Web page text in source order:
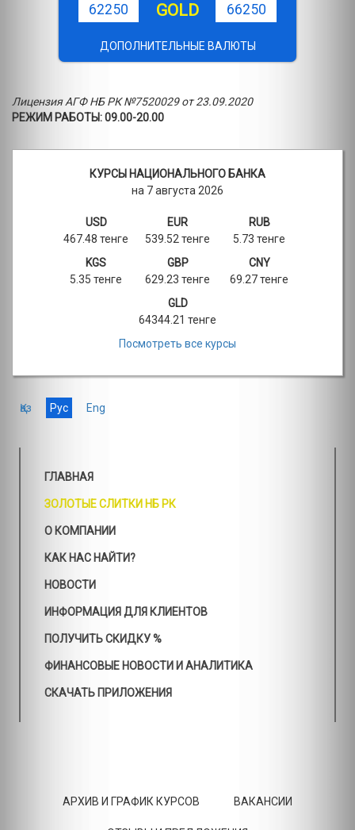
62250
GOLD 66250
ДОПОЛНИТЕЛЬНЫЕ ВАЛЮТЫ
Лицензия АГФ НБ РК №7520029 от 23.09.2020
РЕЖИМ РАБОТЫ: 09.00-20.00
КУРСЫ НАЦИОНАЛЬНОГО БАНКА
на 7 августа 2026
USD
467.48 тенге
EUR
539.52 тенге
RUB
5.73 тенге
KGS
5.35 тенге
GBP
629.23 тенге
CNY
69.27 тенге
GLD
64344.21 тенге
Посмотреть все курсы
Қаз Рус Eng
ГЛАВНАЯ
ЗОЛОТЫЕ СЛИТКИ НБ РК
О КОМПАНИИ
КАК НАС НАЙТИ?
НОВОСТИ
ИНФОРМАЦИЯ ДЛЯ КЛИЕНТОВ
ПОЛУЧИТЬ СКИДКУ %
ФИНАНСОВЫЕ НОВОСТИ И АНАЛИТИКА
СКАЧАТЬ ПРИЛОЖЕНИЯ
АРХИВ И ГРАФИК КУРСОВ ВАКАНСИИ